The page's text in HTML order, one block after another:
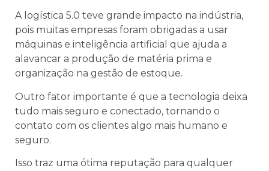
A logística 5.0 teve grande impacto na indústria,
pois muitas empresas foram obrigadas a usar
máquinas e inteligência artificial que ajuda a
alavancar a produção de matéria prima e
organização na gestão de estoque.
Outro fator importante é que a tecnologia deixa
tudo mais seguro e conectado, tornando o
contato com os clientes algo mais humano e
seguro.
Isso traz uma ótima reputação para qualquer